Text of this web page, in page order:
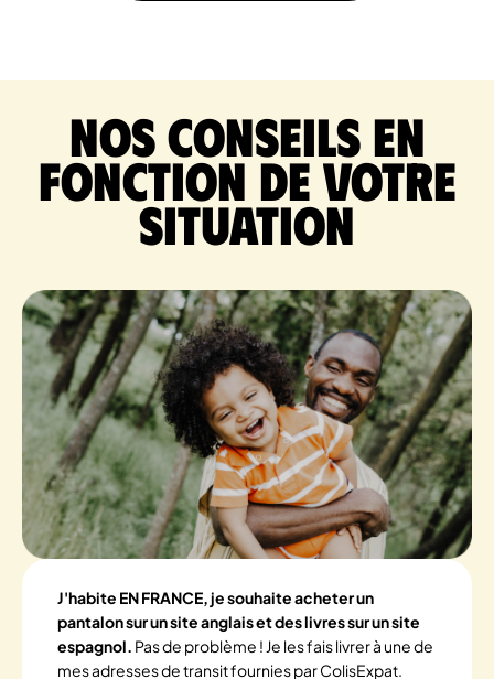
Nos conseils en
fonction de votre
situation
J'habite EN FRANCE, je souhaite acheter un
pantalon sur un site anglais et des livres sur un site
espagnol. Pas de problème ! Je les fais livrer à une de
mes adresses de transit fournies par ColisExpat.